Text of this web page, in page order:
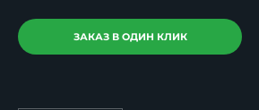
ЗАКАЗ В ОДИН КЛИК